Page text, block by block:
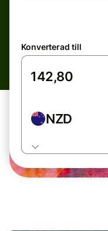
Konverterad till
NZD